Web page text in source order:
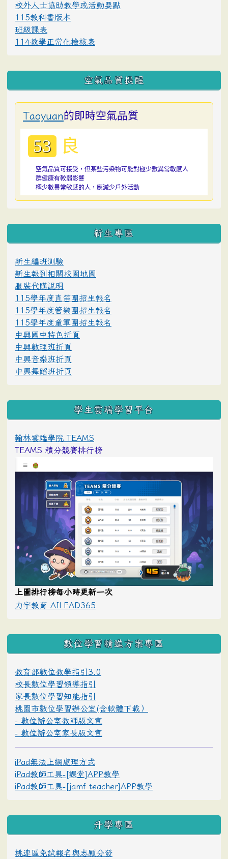
校外人士協助教學或活動要點
115教科書版本
班級課表
114教學正常化檢核表
空氣品質提醒
Taoyuan的即時空氣品質
53 良
空氣品質可接受，但某些污染物可能對極少數異常敏感人
群健康有較弱影響
極少數異常敏感的人，應減少戶外活動
:::
新生專區
新生編班測驗
新生報到相關校園地圖
服裝代購說明
115學年度直笛團招生報名
115學年度管樂團招生報名
115學年度童軍團招生報名
中興國中特色折頁
中興數理班折頁
中興音樂班折頁
中興舞蹈班折頁
學生雲端學習平台
翰林雲端學院 TEAMS
TEAMS 積分競賽排行榜
上圖排行榜每小時更新一次
力宇教育 AILEAD365
數位學習精進方案專區
教育部數位教學指引3.0
校長數位學習領導指引
家長數位學習知能指引
桃園市數位學習辦公室(含軟體下載）
- 數位辦公室教師版文宣
- 數位辦公室家長版文宣
iPad無法上網處理方式
iPad教師工具-[課堂]APP教學
iPad教師工具-[jamf teacher]APP教學
升學專區
桃連區免試報名與志願分發